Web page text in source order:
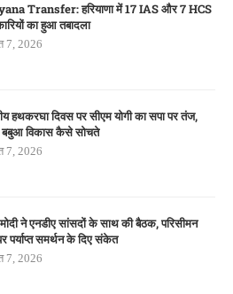
Transfer: हरियाणा में 17 IAS और 7 HCS
का हुआ तबादला
7, 2026
हथकरघा दिवस पर सीएम योगी का सपा पर तंज,
बबुआ विकास कैसे सोचते
7, 2026
ने एनडीए सांसदों के साथ की बैठक, परिसीमन
पर्याप्त समर्थन के दिए संकेत
7, 2026